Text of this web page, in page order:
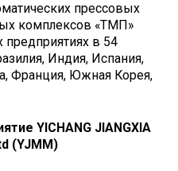
прессовых
комплексов «ТМП»
предприятиях в 54
Индия, Испания,
Франция, Южная Корея,
YICHANG JIANGXIA
(YJMM)